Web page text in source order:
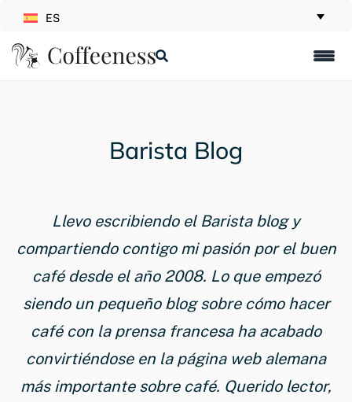
ES
Barista Blog
Llevo escribiendo el Barista blog y
compartiendo contigo mi pasión por el buen
café desde el año 2008. Lo que empezó
siendo un pequeño blog sobre cómo hacer
café con la prensa francesa ha acabado
convirtiéndose en la página web alemana
más importante sobre café. Querido lector,